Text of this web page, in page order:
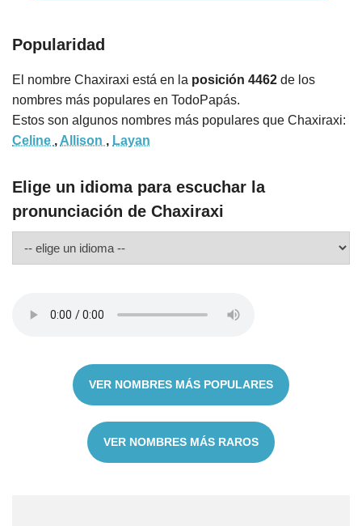
Popularidad
El nombre Chaxiraxi está en la posición 4462 de los
nombres más populares en TodoPapás.
Estos son algunos nombres más populares que Chaxiraxi:
Celine , Allison , Layan
Elige un idioma para escuchar la
pronunciación de Chaxiraxi
VER NOMBRES MÁS POPULARES
VER NOMBRES MÁS RAROS